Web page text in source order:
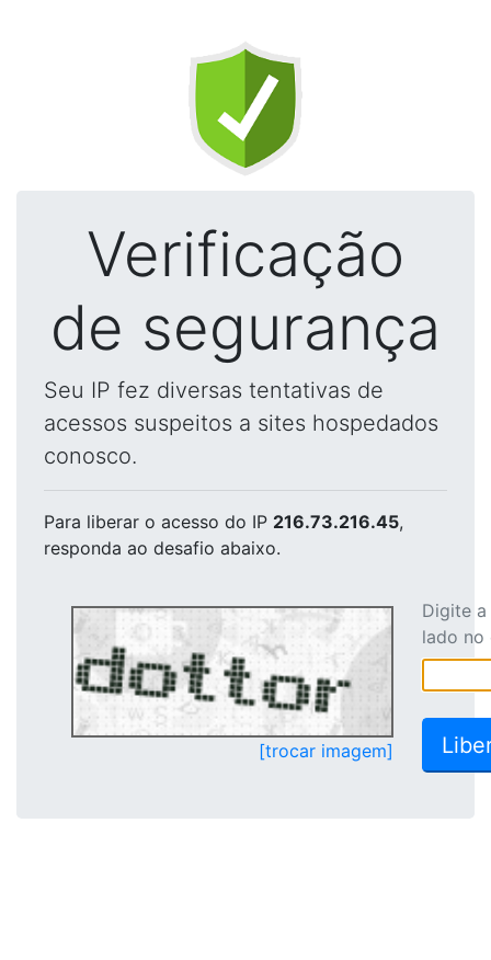
Verificação
de segurança
Seu IP fez diversas tentativas de
acessos suspeitos a sites hospedados
conosco.
Para liberar o acesso do IP 216.73.216.45,
responda ao desafio abaixo.
[trocar imagem]
Digite
lado no